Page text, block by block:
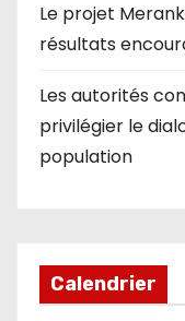
Le projet
résultats
Les autorités
privilégier le
population
Calendrier